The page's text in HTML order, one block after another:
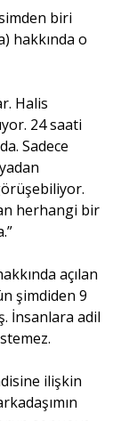
biri
hakkında o
Halis
24 saati
Sadece
herhangi bir
açılan
şimdiden 9
İnsanlara adil
ilişkin